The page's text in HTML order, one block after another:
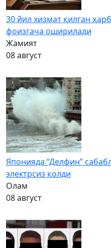
30 йил хизмат қилган
фоизгача оширилади
Жамият
08 август
Японияда “Делфин”
электрсиз қолди
Олам
08 август